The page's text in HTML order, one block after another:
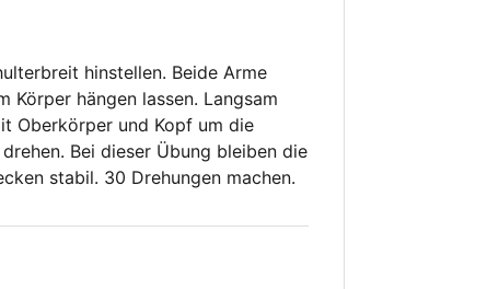
hinstellen. Beide Arme
Körper hängen lassen. Langsam
Oberkörper und Kopf um die
Bei dieser Übung bleiben die
stabil. 30 Drehungen machen.